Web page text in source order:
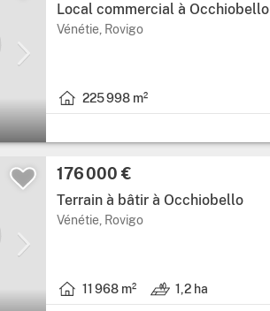
Local commercial à Occhiobello
Vénétie, Rovigo
225 998 m²
176 000 €
Terrain à bâtir à Occhiobello
Vénétie, Rovigo
11 968 m² 1,2 ha